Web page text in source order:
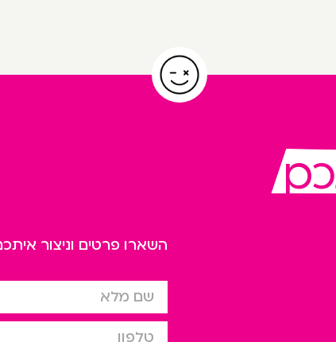
השארו פרטים וניצור
שם מלא
טלפון